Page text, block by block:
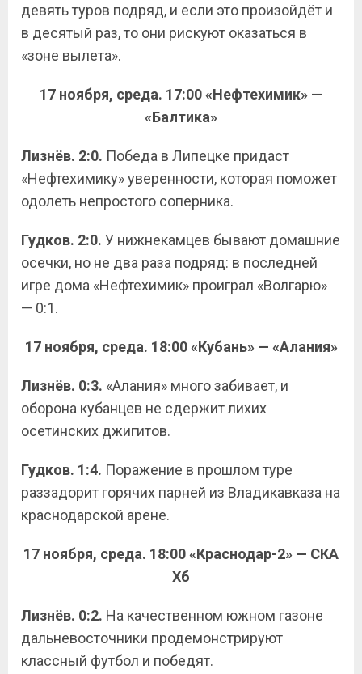
девять туров подряд, и если это произойдёт и
в десятый раз, то они рискуют оказаться в
«зоне вылета».
17 ноября, среда. 17:00«Нефтехимик» —
«Балтика»
Лизнёв. 2:0. Победа в Липецке придаст
«Нефтехимику» уверенности, которая поможет
одолеть непростого соперника.
Гудков. 2:0. У нижнекамцев бывают домашние
осечки, но не два раза подряд: в последней
игре дома «Нефтехимик» проиграл «Волгарю»
— 0:1.
17 ноября, среда. 18:00 «Кубань» — «Алания»
Лизнёв. 0:3. «Алания» много забивает, и
оборона кубанцев не сдержит лихих
осетинских джигитов.
Гудков. 1:4. Поражение в прошлом туре
раззадорит горячих парней из Владикавказа на
краснодарской арене.
17 ноября, среда. 18:00 «Краснодар-2» — СКА
Хб
Лизнёв. 0:2. На качественном южном газоне
дальневосточники продемонстрируют
классный футбол и победят.